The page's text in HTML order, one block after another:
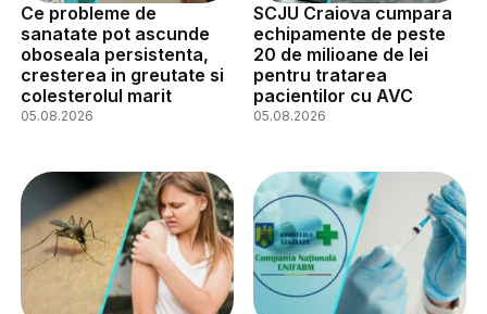
Ce probleme de
sanatate pot ascunde
oboseala persistenta,
cresterea in greutate si
colesterolul marit
05.08.2026
SCJU Craiova cumpara
echipamente de peste
20 de milioane de lei
pentru tratarea
pacientilor cu AVC
05.08.2026